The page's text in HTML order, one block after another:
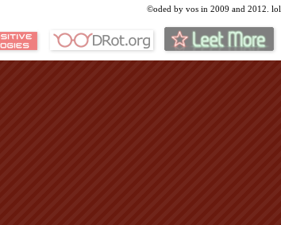
©oded by vos in 2009 and 2012. lol